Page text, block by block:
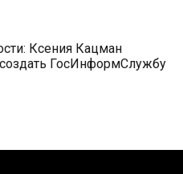
Ксения Кацман
создать ГосИнформСлужбу